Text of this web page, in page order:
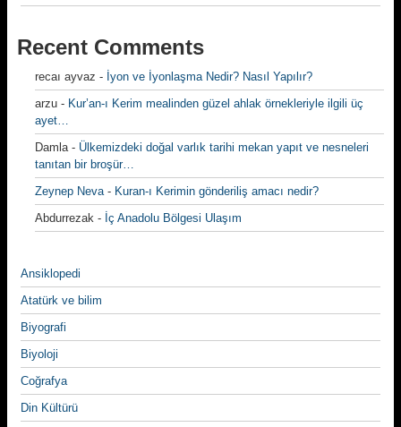
Recent Comments
recaı ayvaz - İyon ve İyonlaşma Nedir? Nasıl Yapılır?
arzu - Kur’an-ı Kerim mealinden güzel ahlak örnekleriyle ilgili üç
ayet…
Damla- Ülkemizdeki doğal varlık tarihi mekan yapıt ve nesneleri
tanıtan bir broşür…
Zeynep Neva- Kuran-ı Kerimin gönderiliş amacı nedir?
Abdurrezak - İç Anadolu Bölgesi Ulaşım
Ansiklopedi
Atatürk ve bilim
Biyografi
Biyoloji
Coğrafya
Din Kültürü